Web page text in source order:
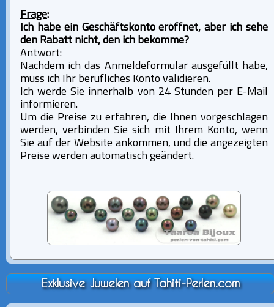
Frage:
Ich habe ein Geschäftskonto eröffnet, aber ich sehe
den Rabatt nicht, den ich bekomme?
Antwort:
Nachdem ich das Anmeldeformular ausgefüllt habe,
muss ich Ihr berufliches Konto validieren.
Ich werde Sie innerhalb von 24 Stunden per E-Mail
informieren.
Um die Preise zu erfahren, die Ihnen vorgeschlagen
werden, verbinden Sie sich mit Ihrem Konto, wenn
Sie auf der Website ankommen, und die angezeigten
Preise werden automatisch geändert.
Exklusive Juwelen auf Tahiti-Perlen.com